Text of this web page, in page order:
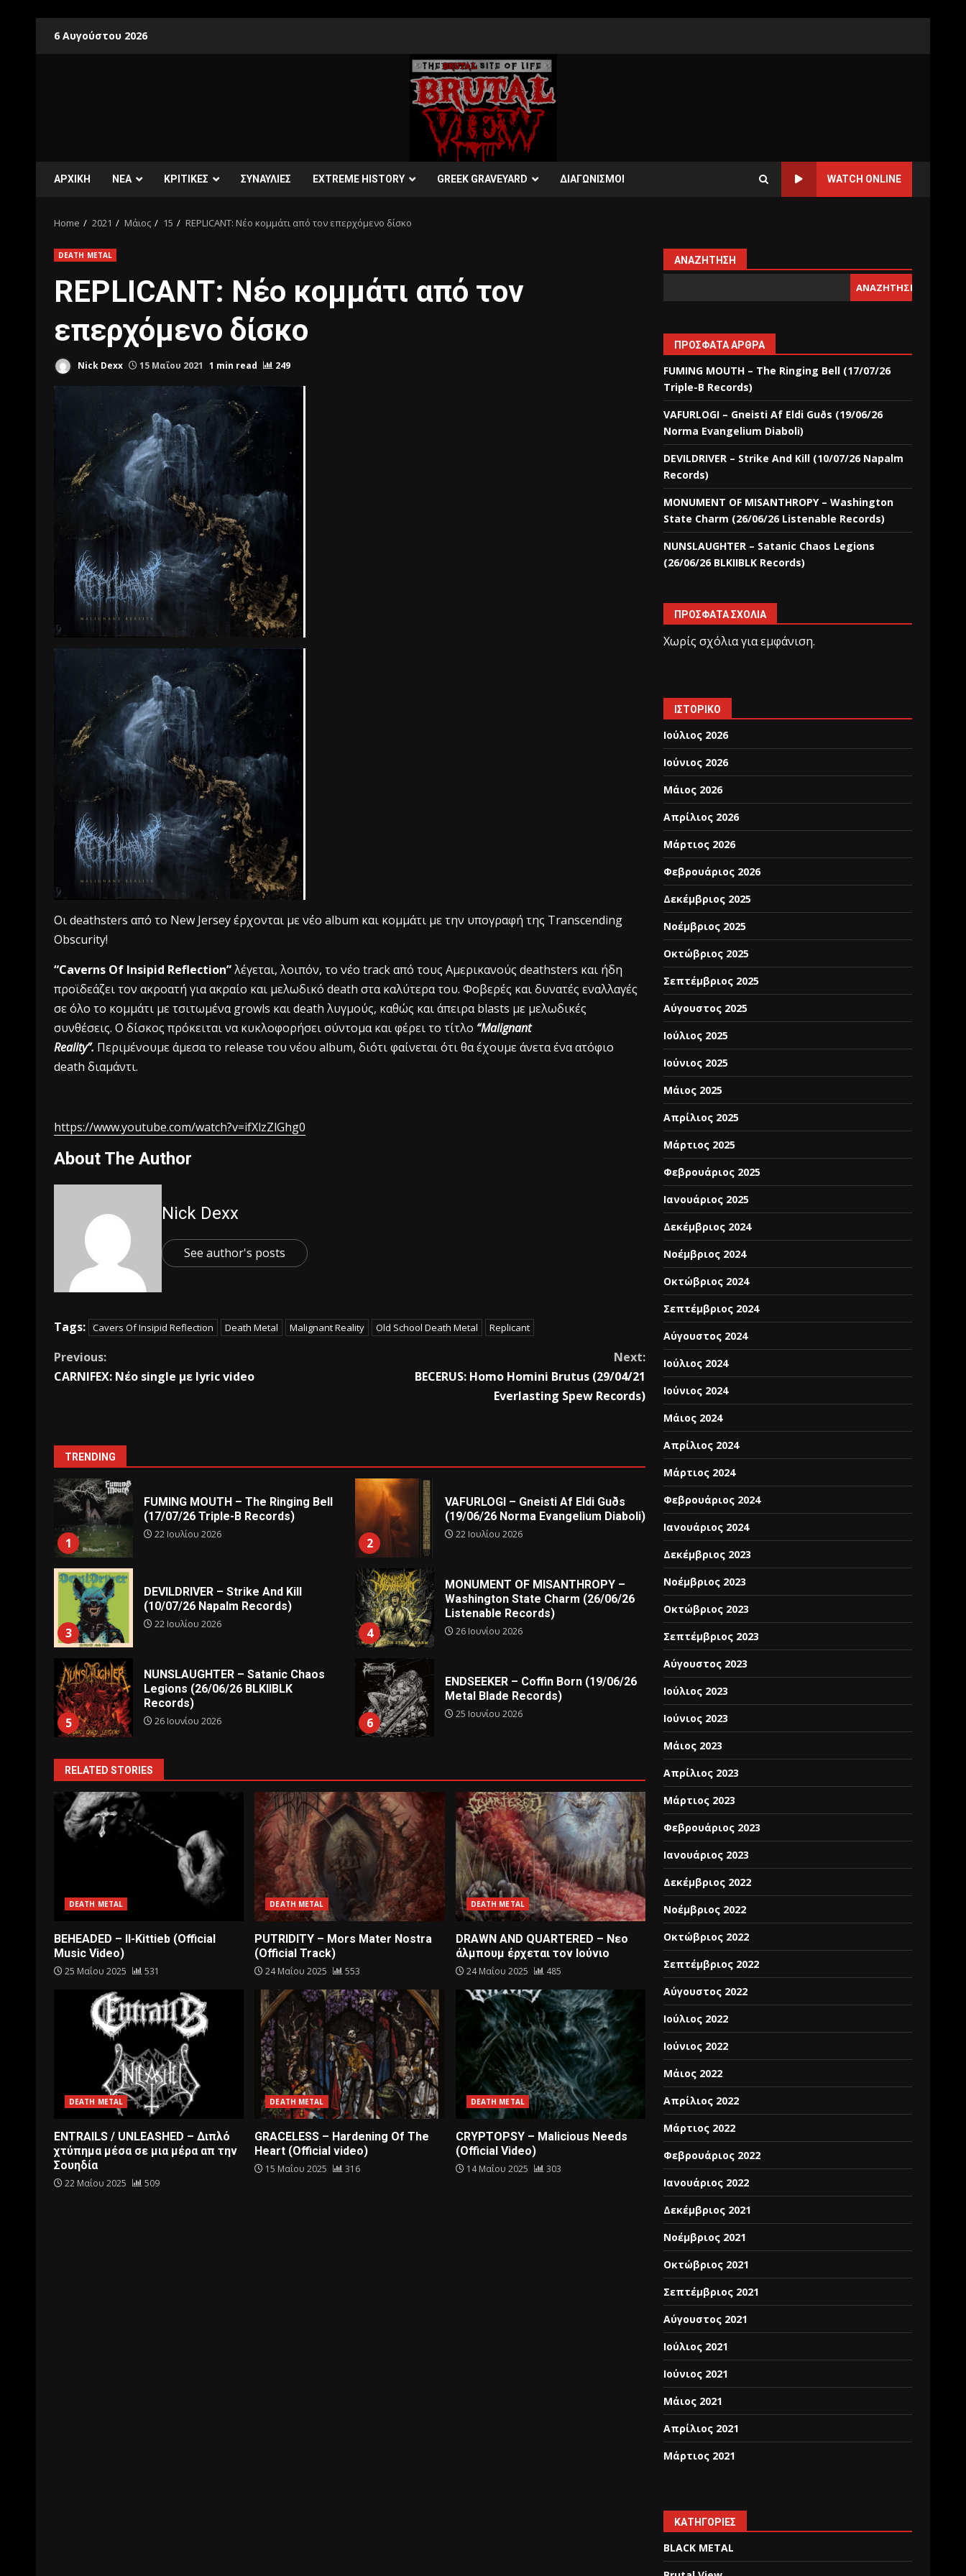
6 Αυγούστου 2026
ΑΡΧΙΚΗ ΝΕΑ ΚΡΙΤΙΚΕΣ ΣΥΝΑΥΛΙΕΣ EXTREME HISTORY GREEK GRAVEYARD ΔΙΑΓΩΝΙΣΜΟΙ WATCH ONLINE
Home 2021 Μάιος 15 REPLICANT: Νέο κομμάτι από τον επερχόμενο δίσκο
DEATH METAL
REPLICANT: Νέο κομμάτι από τον
επερχόμενο δίσκο
Nick Dexx 15 Μαΐου 2021 1 min read 249
Οι deathsters από το New Jersey έρχονται με νέο album και κομμάτι με την υπογραφή της Transcending
Obscurity!
“Caverns Of Insipid Reflection”λέγεται, λοιπόν, το νέο track από τους Αμερικανούς deathsters και ήδη
προϊδεάζει τον ακροατή για ακραίο και μελωδικό death στα καλύτερα του. Φοβερές και δυνατές εναλλαγές
σε όλο το κομμάτι με τσιτωμένα growls και death λυγμούς, καθώς και άπειρα blasts με μελωδικές
συνθέσεις. Ο δίσκος πρόκειται να κυκλοφορήσει σύντομα και φέρει το τίτλο “Malignant
Reality”. Περιμένουμε άμεσα το release του νέου album, διότι φαίνεται ότι θα έχουμε άνετα ένα ατόφιο
death διαμάντι.
https://www.youtube.com/watch?v=ifXlzZlGhg0
About The Author
Nick Dexx
See author's posts
Tags: Cavers Of Insipid Reflection Death Metal Malignant Reality Old School Death Metal Replicant
Previous:
CARNIFEX: Νέο single με lyric video
Next:
BECERUS: Homo Homini Brutus (29/04/21
Everlasting Spew Records)
TRENDING
1
FUMING MOUTH – The Ringing Bell
(17/07/26 Triple-B Records)
22 Ιουλίου 2026
2
VAFURLOGI – Gneisti Af Eldi Guðs
(19/06/26 Norma Evangelium Diaboli)
22 Ιουλίου 2026
3
DEVILDRIVER – Strike And Kill
(10/07/26 Napalm Records)
22 Ιουλίου 2026
4
MONUMENT OF MISANTHROPY –
Washington State Charm (26/06/26
Listenable Records)
26 Ιουνίου 2026
5
NUNSLAUGHTER – Satanic Chaos
Legions (26/06/26 BLKIIBLK
Records)
26 Ιουνίου 2026 6
ENDSEEKER – Coffin Born (19/06/26
Metal Blade Records)
25 Ιουνίου 2026
RELATED STORIES
DEATH METAL
BEHEADED – Il-Kittieb (Official
Music Video)
25 Μαΐου 2025 531
DEATH METAL
PUTRIDITY – Mors Mater Nostra
(Official Track)
24 Μαΐου 2025 553
DEATH METAL
DRAWN AND QUARTERED – Nεο
άλμπουμ έρχεται τον Ιούνιο
24 Μαΐου 2025 485
DEATH METAL
ENTRAILS / UNLEASHED – Διπλό
χτύπημα μέσα σε μια μέρα απ την
Σουηδία
22 Μαΐου 2025 509
DEATH METAL
GRACELESS – Hardening Of The
Heart (Official video)
15 Μαΐου 2025 316
DEATH METAL
CRYPTOPSY – Malicious Needs
(Official Video)
14 Μαΐου 2025 303
ΑΝΑΖΉΤΗΣΗ
ΑΝΑΖΉΤΗΣΗ
ΠΡΌΣΦΑΤΑ ΆΡΘΡΑ
FUMING MOUTH – The Ringing Bell (17/07/26
Triple-B Records)
VAFURLOGI – Gneisti Af Eldi Guðs (19/06/26
Norma Evangelium Diaboli)
DEVILDRIVER – Strike And Kill (10/07/26 Napalm
Records)
MONUMENT OF MISANTHROPY – Washington
State Charm (26/06/26 Listenable Records)
NUNSLAUGHTER – Satanic Chaos Legions
(26/06/26 BLKIIBLK Records)
ΠΡΌΣΦΑΤΑ ΣΧΌΛΙΑ
Χωρίς σχόλια για εμφάνιση.
ΙΣΤΟΡΙΚΌ
Ιούλιος 2026
Ιούνιος 2026
Μάιος 2026
Απρίλιος 2026
Μάρτιος 2026
Φεβρουάριος 2026
Δεκέμβριος 2025
Νοέμβριος 2025
Οκτώβριος 2025
Σεπτέμβριος 2025
Αύγουστος 2025
Ιούλιος 2025
Ιούνιος 2025
Μάιος 2025
Απρίλιος 2025
Μάρτιος 2025
Φεβρουάριος 2025
Ιανουάριος 2025
Δεκέμβριος 2024
Νοέμβριος 2024
Οκτώβριος 2024
Σεπτέμβριος 2024
Αύγουστος 2024
Ιούλιος 2024
Ιούνιος 2024
Μάιος 2024
Απρίλιος 2024
Μάρτιος 2024
Φεβρουάριος 2024
Ιανουάριος 2024
Δεκέμβριος 2023
Νοέμβριος 2023
Οκτώβριος 2023
Σεπτέμβριος 2023
Αύγουστος 2023
Ιούλιος 2023
Ιούνιος 2023
Μάιος 2023
Απρίλιος 2023
Μάρτιος 2023
Φεβρουάριος 2023
Ιανουάριος 2023
Δεκέμβριος 2022
Νοέμβριος 2022
Οκτώβριος 2022
Σεπτέμβριος 2022
Αύγουστος 2022
Ιούλιος 2022
Ιούνιος 2022
Μάιος 2022
Απρίλιος 2022
Μάρτιος 2022
Φεβρουάριος 2022
Ιανουάριος 2022
Δεκέμβριος 2021
Νοέμβριος 2021
Οκτώβριος 2021
Σεπτέμβριος 2021
Αύγουστος 2021
Ιούλιος 2021
Ιούνιος 2021
Μάιος 2021
Απρίλιος 2021
Μάρτιος 2021
KΑΤΗΓΟΡΊΕΣ
BLACK METAL